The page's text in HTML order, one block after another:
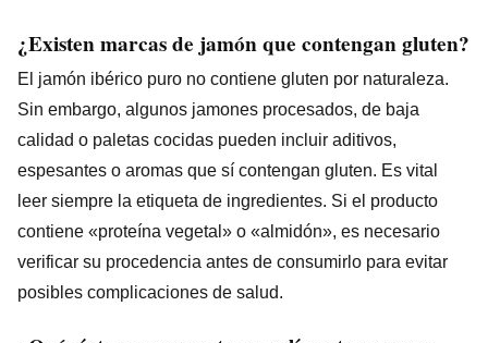
¿Existen marcas de jamón que contengan gluten?
El jamón ibérico puro no contiene gluten por naturaleza.
Sin embargo, algunos jamones procesados, de baja
calidad o paletas cocidas pueden incluir aditivos,
espesantes o aromas que sí contengan gluten. Es vital
leer siempre la etiqueta de ingredientes. Si el producto
contiene «proteína vegetal» o «almidón», es necesario
verificar su procedencia antes de consumirlo para evitar
posibles complicaciones de salud.